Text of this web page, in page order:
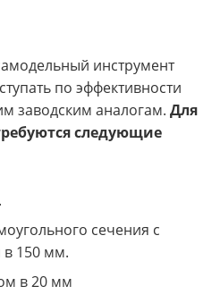
инструмент
по эффективности
заводским аналогам. Для
следующие
сечения с
150 мм.
в 20 мм